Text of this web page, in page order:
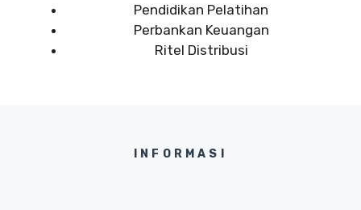
Pendidikan Pelatihan
Perbankan Keuangan
Ritel Distribusi
INFORMASI